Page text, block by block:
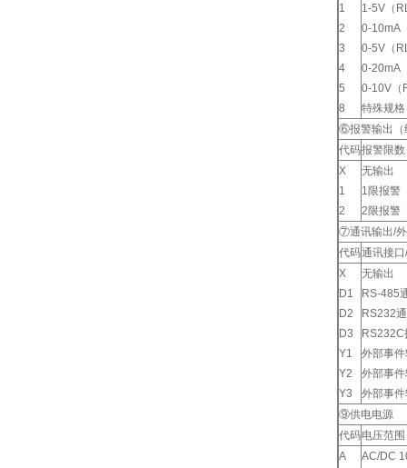
1
2
3
4
5
8
1-5V（
0-10mA
0-5V（
0-20mA
0-10V（
特殊规格
⑥报警输出（
代码报警限数
X
1
2
无输出
1限报警
2限报警
⑦通讯输出/
代码通讯接
X
D1
D2
D3
Y1
Y2
Y3
无输出
RS-485
RS232
外部事
外部事
外部事
⑨供电电源
代码电压范围
A
AC/DC